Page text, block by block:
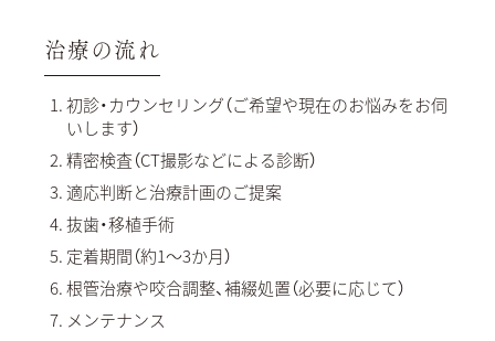
治療の流れ
初診・カウンセリング（ご希望や現在のお悩みをお伺
いします）
精密検査（CT撮影などによる診断）
適応判断と治療計画のご提案
抜歯・移植手術
定着期間（約1〜3か月）
根管治療や咬合調整、補綴処置（必要に応じて）
メンテナンス